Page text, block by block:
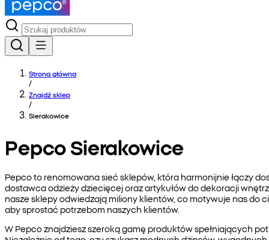
Strona główna
/
Znajdź sklep
/
Sierakowice
Pepco Sierakowice
Pepco to renomowana sieć sklepów, która harmonijnie łączy
dostawca odzieży dziecięcej oraz artykułów do dekoracji
nasze sklepy odwiedzają miliony klientów, co motywuje nas do
aby sprostać potrzebom naszych klientów.
W Pepco znajdziesz szeroką gamę produktów spełniających